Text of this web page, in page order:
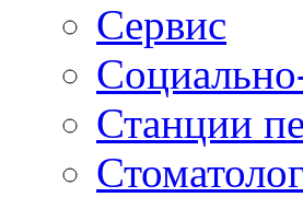
Сервис
Станции